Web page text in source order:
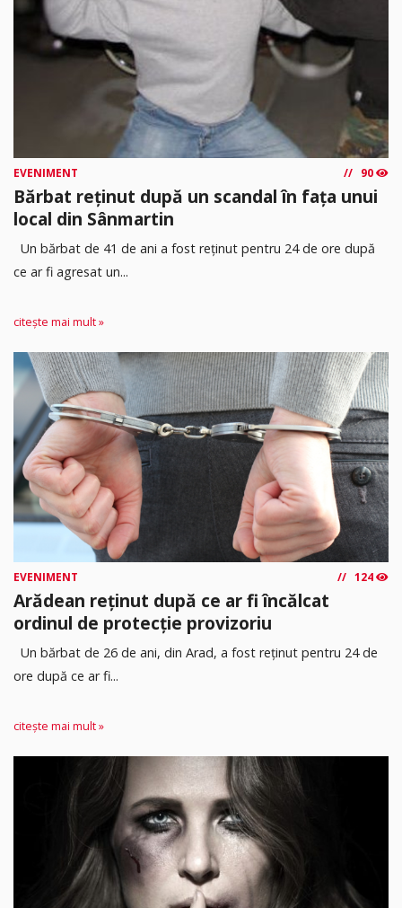
EVENIMENT 90
Bărbat reținut după un scandal în fața unui
local din Sânmartin
Un bărbat de 41 de ani a fost reținut pentru 24 de ore după
ce ar fi agresat un...
citește mai mult »
EVENIMENT 124
Arădean reținut după ce ar fi încălcat
ordinul de protecție provizoriu
Un bărbat de 26 de ani, din Arad, a fost reținut pentru 24 de
ore după ce ar fi...
citește mai mult »